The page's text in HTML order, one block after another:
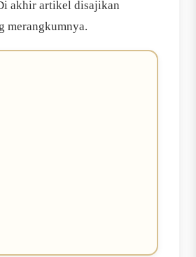
akhir artikel disajikan
merangkumnya.